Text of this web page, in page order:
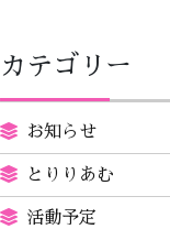
カテゴリー
お知らせ
とりりあむ
活動予定